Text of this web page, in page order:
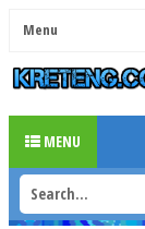
MENU